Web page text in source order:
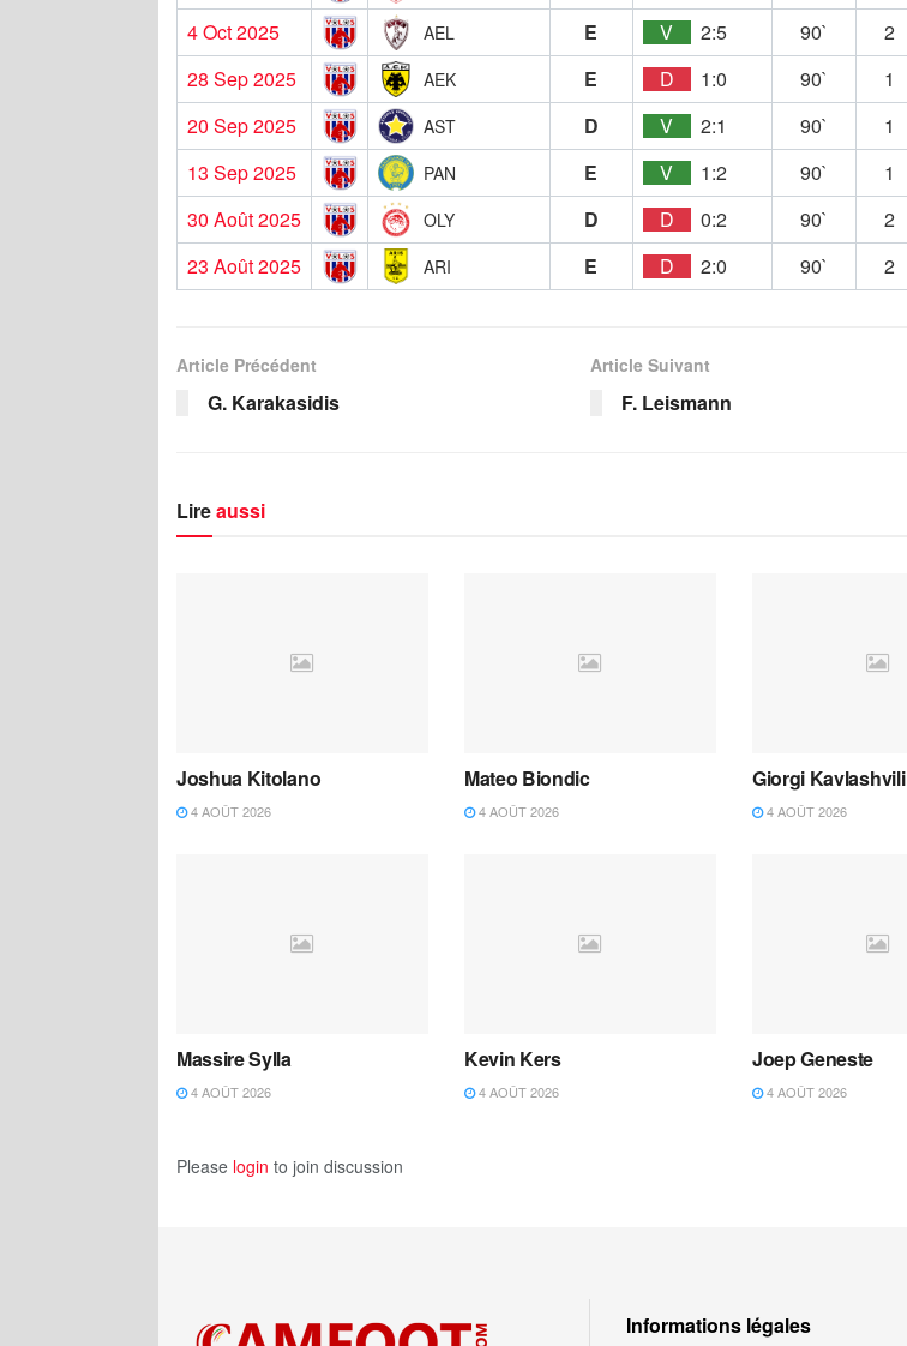
4 Oct 2025
AEL E V 2:5 90`
2
28 Sep 2025
AEK E D 1:0 90`
1
20 Sep 2025
AST D V 2:1 90`
1
13 Sep 2025
PAN E V 1:2 90`
1
30 Août 2025
OLY D D 0:2 90`
2
23 Août 2025
ARI E D 2:0 90` 2
Article Précédent
G. Karakasidis
Article Suivant
F. Leismann
Lireaussi
Joshua Kitolano
4 AOÛT 2026
Mateo Biondic
4 AOÛT 2026
Giorgi Kavlashvili
4 AOÛT 2026
Massire Sylla
4 AOÛT 2026
Kevin Kers
4 AOÛT 2026
Joep Geneste
4 AOÛT 2026
Please login to join discussion
Informations légales